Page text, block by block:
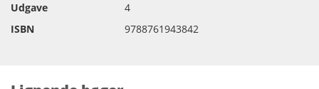
Udgave
4
ISBN
9788761943842